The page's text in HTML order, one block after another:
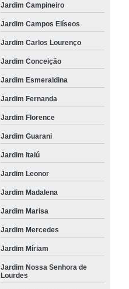
Jardim Campineiro
Jardim Campos Elíseos
Jardim Carlos Lourenço
Jardim Conceição
Jardim Esmeraldina
Jardim Fernanda
Jardim Florence
Jardim Guarani
Jardim Itaiú
Jardim Leonor
Jardim Madalena
Jardim Marisa
Jardim Mercedes
Jardim Míriam
Jardim Nossa Senhora de
Lourdes